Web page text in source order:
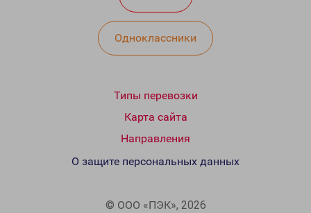
Одноклассники
Типы перевозки
Карта сайта
Направления
© ООО «ПЭК», 2026
О защите персональных данных